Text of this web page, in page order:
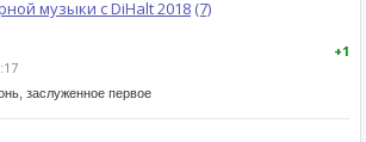
музыки с DiHalt 2018 (7)
+1
заслуженное первое